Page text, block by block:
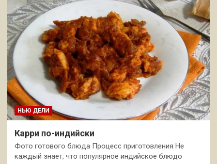
НЬЮ ДЕЛИ
Карри по-индийски
Фото готового блюда Процесс приготовления Не
каждый знает, что популярное индийское блюдо